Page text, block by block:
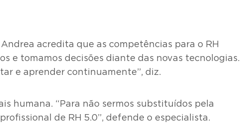
acredita que as competências para o RH
e tomamos decisões diante das novas tecnologias.
e aprender continuamente”, diz.
humana. “Para não sermos substituídos pela
de RH 5.0”, defende o especialista.